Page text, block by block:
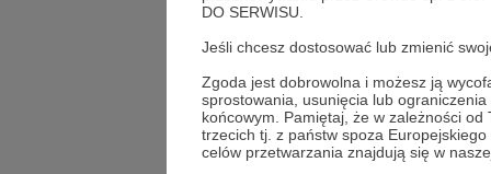
DO SERWISU.
Jeśli chcesz dostosować lub zmienić
Zgoda jest dobrowolna i możesz ją
sprostowania, usunięcia lub
końcowym. Pamiętaj, że w zależności
trzecich tj. z państw spoza
celów przetwarzania znajdują się w